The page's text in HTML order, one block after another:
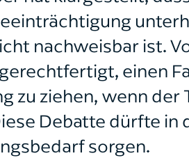
nachweisbar ist.
einen
zu ziehen, wenn der
Debatte dürfte in
sorgen.